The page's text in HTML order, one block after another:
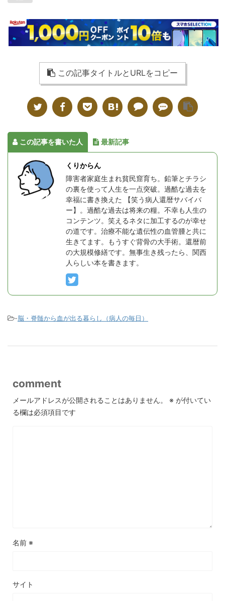
この記事タイトルとURLをコピー
この記事を書いた人 最新記事
くりからん
障害者家庭生まれ貧民窟育ち。鉛筆とチラシ
の裏を使って人生を一点突破。過酷な過去を
幸福に書き換えた 【笑う病人還暦サバイバ
ー】。過酷な過去は将来の糧。不幸も人生の
コンテンツ。笑えるネタに加工するのが幸せ
の道です。治療不能な遺伝性の血管腫と共に
生きてます。もうすぐ背骨の大手術。還暦前
の大規模修繕です。無事生き残ったら、関西
人らしい本を書きます。
-脳・脊髄から血が出る暮らし（病人の毎日）
comment
メールアドレスが公開されることはありません。 ※ が付いてい
る欄は必須項目です
名前 ※
サイト